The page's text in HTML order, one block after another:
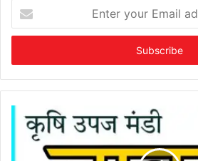
your
Email